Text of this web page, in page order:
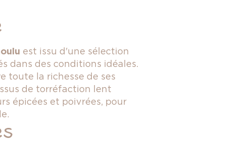
est issu d'une sélection
dans des conditions idéales.
toute la richesse de ses
de torréfaction lent
épicées et poivrées, pour